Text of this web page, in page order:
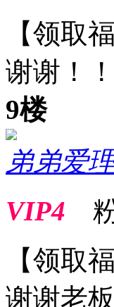
【领取
谢谢！
9楼
弟弟爱
VIP4
【领取
谢谢老